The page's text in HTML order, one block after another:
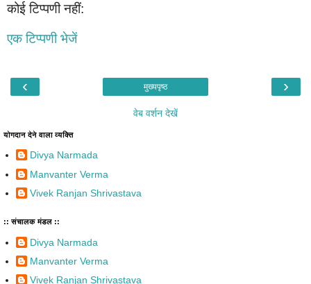
कोई टिप्पणी नहीं:
एक टिप्पणी भेजें
‹ ›
मुख्यपृष्ठ
वेब वर्शन देखें
योगदान देने वाला व्यक्ति
Divya Narmada
Manvanter Verma
Vivek Ranjan Shrivastava
:: संचालक मंडल ::
Divya Narmada
Manvanter Verma
Vivek Ranjan Shrivastava